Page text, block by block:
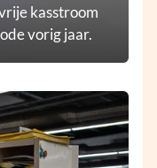
kasstroom
vorig jaar.